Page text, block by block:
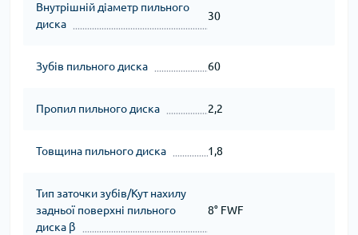
Внутрішній діаметр пильного
диска
30
Зубів пильного диска 60
Пропил пильного диска 2,2
Товщина пильного диска 1,8
Тип заточки зубів/Кут нахилу
задньої поверхні пильного
диска β
8° FWF